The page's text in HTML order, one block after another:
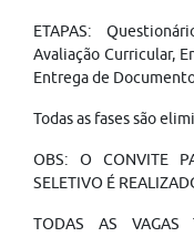
ETAPAS:
Avaliação Curricular,
Entrega de
Todas as fases são
OBS: O CONVITE
SELETIVO É
TODAS AS VAGAS